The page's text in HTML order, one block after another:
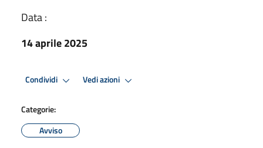
Data :
14 aprile 2025
Condividi Vedi azioni
Categorie:
Avviso